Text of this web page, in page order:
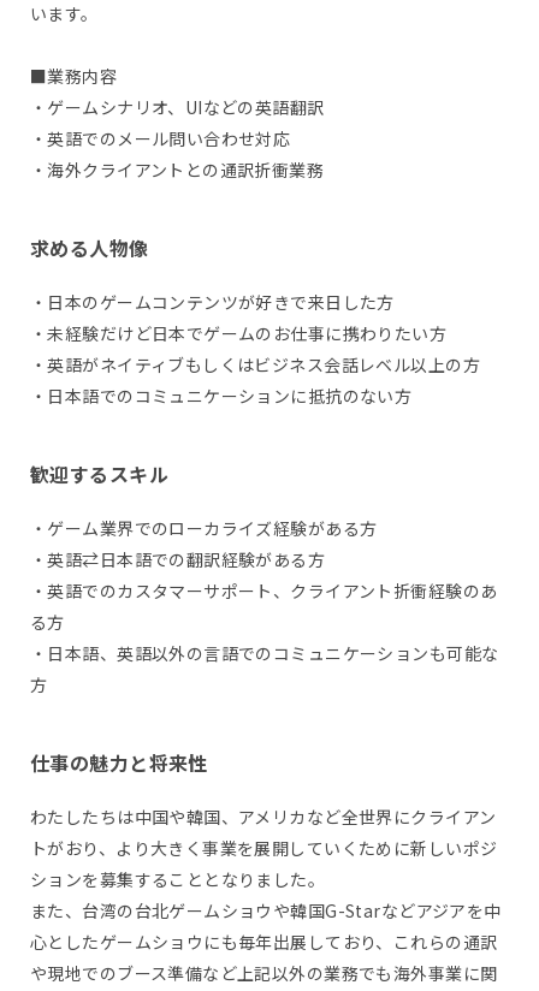
います。
■業務内容
・ゲームシナリオ、UIなどの英語翻訳
・英語でのメール問い合わせ対応
・海外クライアントとの通訳折衝業務
求める人物像
・日本のゲームコンテンツが好きで来日した方
・未経験だけど日本でゲームのお仕事に携わりたい方
・英語がネイティブもしくはビジネス会話レベル以上の方
・日本語でのコミュニケーションに抵抗のない方
歓迎するスキル
・ゲーム業界でのローカライズ経験がある方
・英語⇄日本語での翻訳経験がある方
・英語でのカスタマーサポート、クライアント折衝経験のあ
る方
・日本語、英語以外の言語でのコミュニケーションも可能な
方
仕事の魅力と将来性
わたしたちは中国や韓国、アメリカなど全世界にクライアン
トがおり、より大きく事業を展開していくために新しいポジ
ションを募集することとなりました。
また、台湾の台北ゲームショウや韓国G-Starなどアジアを中
心としたゲームショウにも毎年出展しており、これらの通訳
や現地でのブース準備など上記以外の業務でも海外事業に関